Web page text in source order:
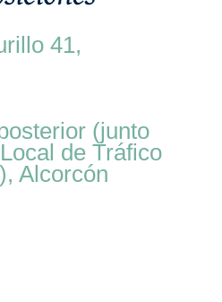
41,
(junto
de Tráfico
Alcorcón